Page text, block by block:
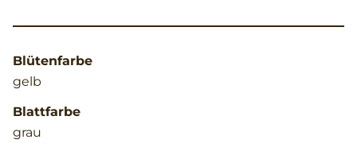
Blütenfarbe
gelb
Blattfarbe
grau